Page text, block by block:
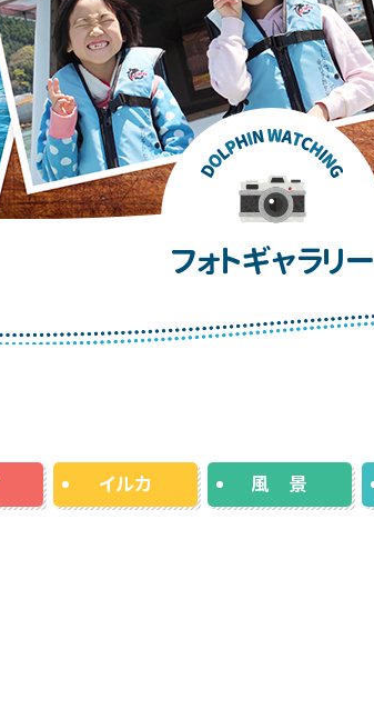
フォトギャラリー
イルカ 風 景